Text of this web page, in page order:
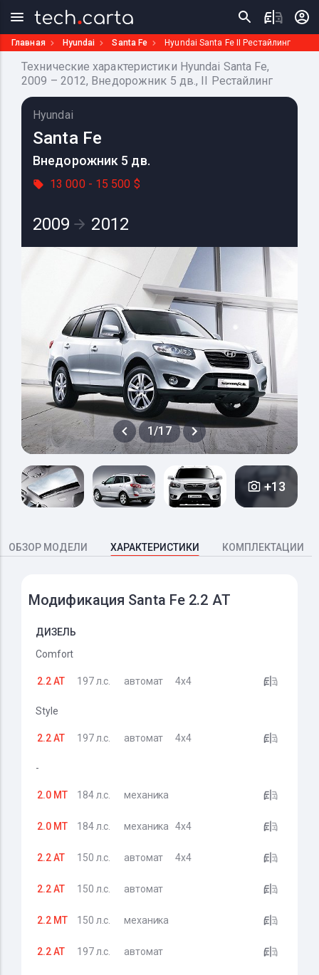
Главная Hyundai Santa Fe Hyundai Santa Fe II Рестайлинг
Технические характеристики Hyundai Santa Fe,
2009 – 2012, Внедорожник 5 дв., II Рестайлинг
Hyundai
Santa Fe
Внедорожник 5 дв.
13 000 - 15 500 $
2009 2012
1/17
+13
ОБЗОР МОДЕЛИ ХАРАКТЕРИСТИКИ КОМПЛЕКТАЦИИ
Модификация Santa Fe 2.2 AT
ДИЗЕЛЬ
Comfort
2.2 AT 197 л.с. автомат 4x4
Style
2.2 AT 197 л.с. автомат 4x4
-
2.0 MT 184 л.с. механика
2.0 MT 184 л.с. механика 4x4
2.2 AT 150 л.с. автомат 4x4
2.2 AT 150 л.с. автомат
2.2 MT 150 л.с. механика
2.2 AT 197 л.с. автомат